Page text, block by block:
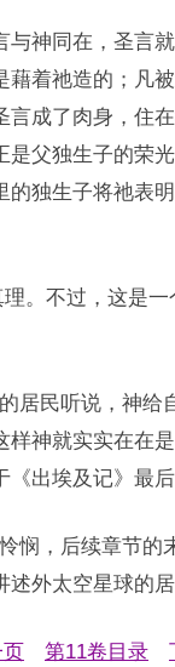
与神同在，圣言
藉着祂造的；凡
言成了肉身，住
是父独生子的荣
的独生子将祂表
理。不过，这是
居民听说，神给
样神就实实在在
出埃及记》最后
悯，后续章节的
述外太空星球的
页 第11卷目录